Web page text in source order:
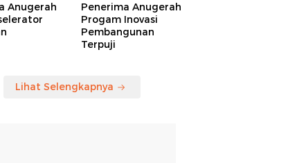
Anugerah
Penerima Anugerah
Progam Inovasi
Pembangunan
Terpuji
Lihat Selengkapnya